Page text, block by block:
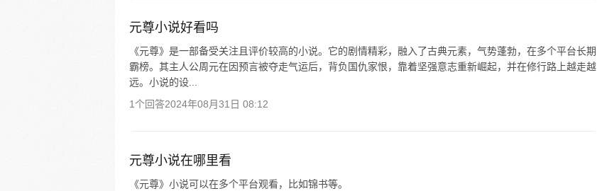
元尊小说好看吗
《元尊》是一部备受关注且评价较高的小说。它的剧情精彩，融入了古典元素，气势蓬勃，在多个平台长期
霸榜。其主人公周元在因预言被夺走气运后，背负国仇家恨，靠着坚强意志重新崛起，并在修行路上越走越
远。小说的设...
1个回答2024年08月31日 08:12
元尊小说在哪里看
《元尊》小说可以在多个平台观看，比如锦书等。